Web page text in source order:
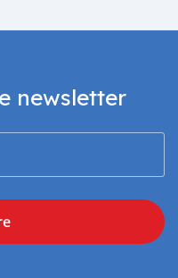
newsletter